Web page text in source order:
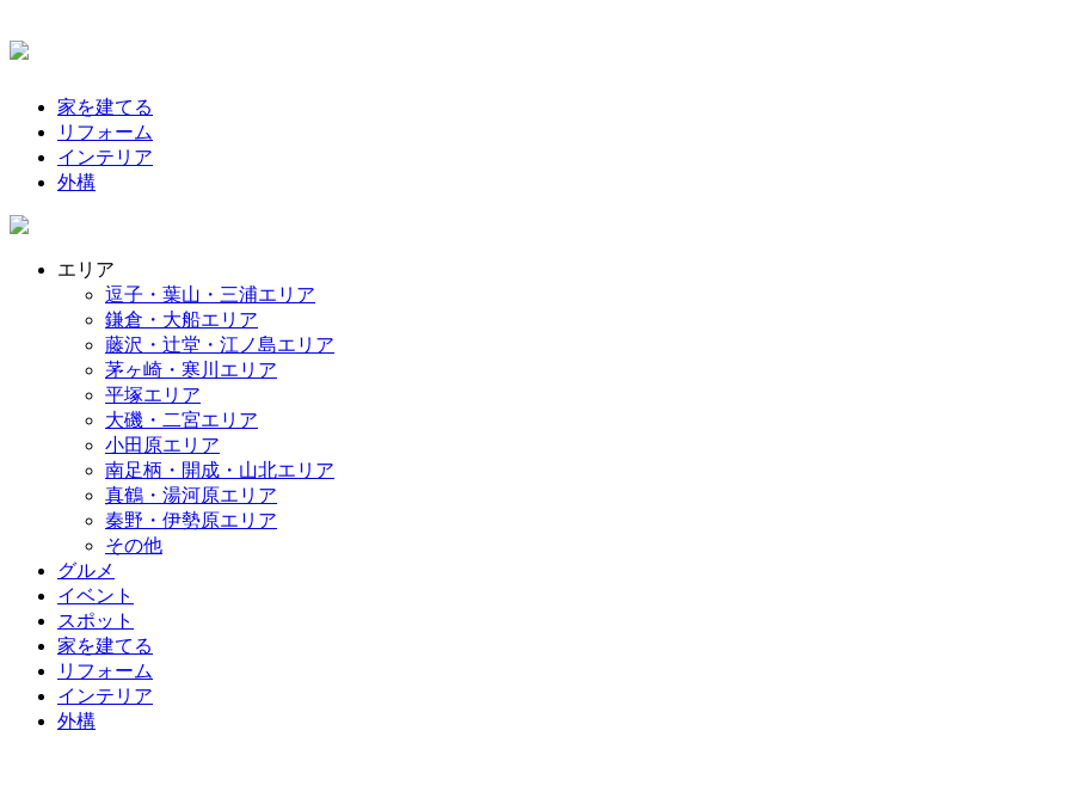
家を建てる
リフォーム
インテリア
外構
エリア
逗子・葉山・三浦エリア
鎌倉・大船エリア
藤沢・辻堂・江ノ島エリア
茅ヶ崎・寒川エリア
平塚エリア
大磯・二宮エリア
小田原エリア
南足柄・開成・山北エリア
真鶴・湯河原エリア
秦野・伊勢原エリア
その他
グルメ
イベント
スポット
家を建てる
リフォーム
インテリア
外構